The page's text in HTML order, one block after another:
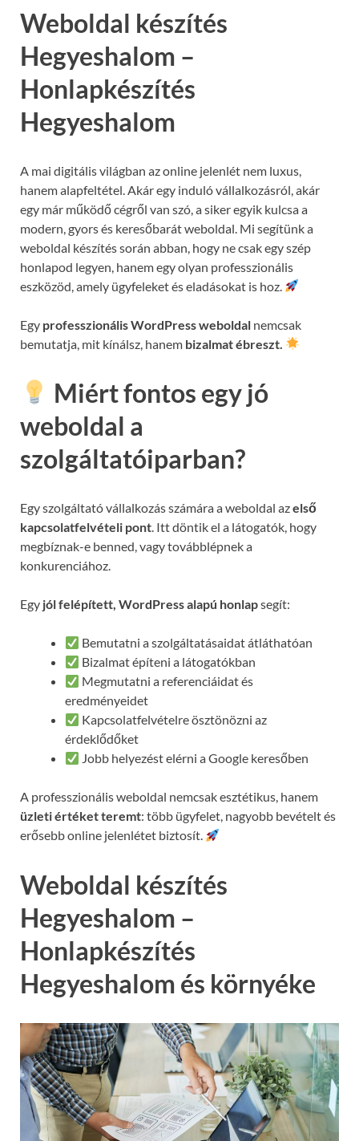
Weboldal készítés
Hegyeshalom –
Honlapkészítés
Hegyeshalom
A mai digitális világban az online jelenlét nem luxus,
hanem alapfeltétel. Akár egy induló vállalkozásról, akár
egy már működő cégről van szó, a siker egyik kulcsa a
modern, gyors és keresőbarát weboldal. Mi segítünk a
weboldal készítés során abban, hogy ne csak egy szép
honlapod legyen, hanem egy olyan professzionális
eszközöd, amely ügyfeleket és eladásokat is hoz.
Egy professzionális WordPress weboldal nemcsak
bemutatja, mit kínálsz, hanem bizalmat ébreszt.
Miért fontos egy jó
weboldal a
szolgáltatóiparban?
Egy szolgáltató vállalkozás számára a weboldal azelső
kapcsolatfelvételi pont. Itt döntik el a látogatók, hogy
megbíznak-e benned, vagy továbblépnek a
konkurenciához.
Egy jól felépített, WordPress alapú honlapsegít:
Bemutatni a szolgáltatásaidat átláthatóan
Bizalmat építeni a látogatókban
Megmutatni a referenciáidat és
eredményeidet
Kapcsolatfelvételre ösztönözni az
érdeklődőket
Jobb helyezést elérni a Google keresőben
A professzionális weboldal nemcsak esztétikus, hanem
üzleti értéket teremt: több ügyfelet, nagyobb bevételt és
erősebb online jelenlétet biztosít.
Weboldal készítés
Hegyeshalom –
Honlapkészítés
Hegyeshalom és környéke